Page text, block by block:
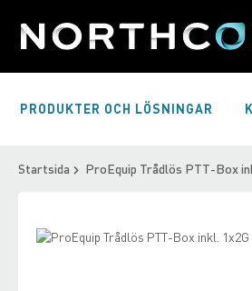
Skip
PRODUKTER OCH LÖSNINGAR
Startsida ProEquip Trådlös PTT-Box
Skip